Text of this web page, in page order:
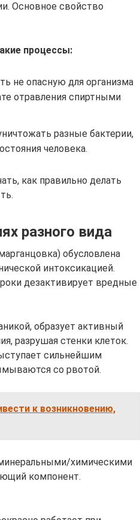
Основное свойство
процессы:
не опасную для организма
отравления спиртными
разные бактерии,
человека.
как правильно делать
разного вида
обусловлена
интоксикацией.
дезактивирует вредные
образует активный
разрушая стенки клеток.
сильнейшим
со рвотой.
к возникновению,
химическими
компонент.